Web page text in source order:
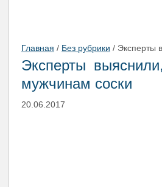
Главная / Без рубрики / Эксперты
Эксперты
мужчинам соски
20.06.2017